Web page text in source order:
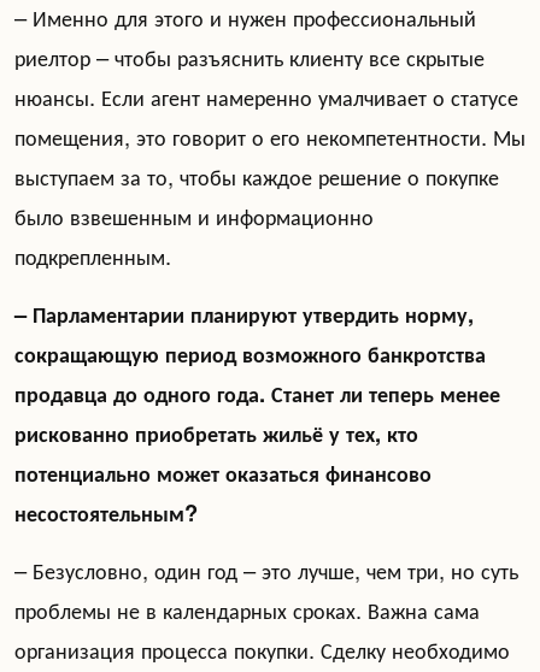
– Именно для этого и нужен профессиональный
риелтор – чтобы разъяснить клиенту все скрытые
нюансы. Если агент намеренно умалчивает о статусе
помещения, это говорит о его некомпетентности. Мы
выступаем за то, чтобы каждое решение о покупке
было взвешенным и информационно
подкрепленным.
– Парламентарии планируют утвердить норму,
сокращающую период возможного банкротства
продавца до одного года. Станет ли теперь менее
рискованно приобретать жильё у тех, кто
потенциально может оказаться финансово
несостоятельным?
– Безусловно, один год – это лучше, чем три, но суть
проблемы не в календарных сроках. Важна сама
организация процесса покупки. Сделку необходимо